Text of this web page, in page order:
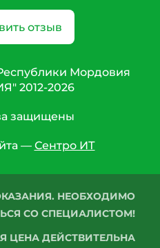
отзыв
Мордовия
2012-2026
защищены
— Сентро ИТ
НЕОБХОДИМО
СО СПЕЦИАЛИСТОМ!
ЦЕНА ДЕЙСТВИТЕЛЬНА